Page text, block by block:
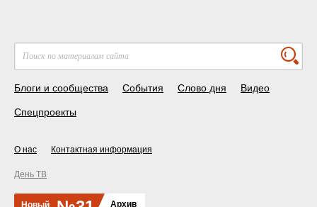
Блоги и сообщества События Слово дня Видео
Спецпроекты
О нас Контактная информация
День ТВ
Новый Архив